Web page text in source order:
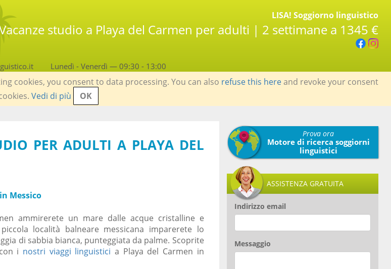
LISA! Soggiorno linguistico
studio a Playa del Carmen per adulti | 2 settimane a 1345 €
Lunedì - Venerdì — 09:30 - 13:00
cookies, you consent to data processing. You can also refuse this hereand revoke your consent
Vedi di più OK
PER ADULTI A PLAYA DEL
Messico
ammirerete un mare dalle acque cristalline e
località balneare messicana imparerete lo
di sabbia bianca, punteggiata da palme. Scoprite
i nostri viaggi linguistici a Playa del Carmen in
Prova ora
Motore di ricerca soggiorni
linguistici
ASSISTENZA GRATUITA
Indirizzo email
Messaggio